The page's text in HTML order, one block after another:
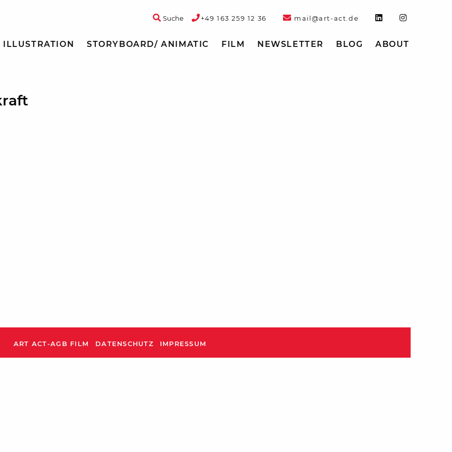
+49 163 259 12 36 mail@art-act.de
Suche
ILLUSTRATION STORYBOARD/ ANIMATIC FILM NEWSLETTER BLOG ABOUT
ART ACT-AGB FILM DATENSCHUTZ IMPRESSUM